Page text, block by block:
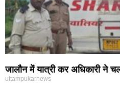
जालौन में यात्री कर अधिकारी ने
uttampukarnews